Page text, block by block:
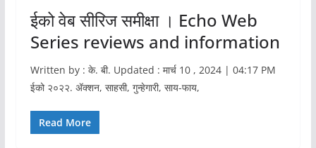
ईको वेब सीरिज समीक्षा । Echo Web
Series reviews and information
Written by : के. बी. Updated : मार्च 10 , 2024 | 04:17 PM
ईको २०२२. ॲक्शन, साहसी, गुन्हेगारी, साय-फाय,
Read More